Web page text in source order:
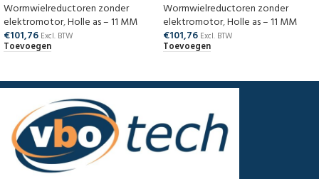
Wormwielreductoren zonder
elektromotor,Holle as – 11 MM
€101,76 Excl. BTW
Toevoegen
Wormwielreductoren zonder
elektromotor,Holle as – 11 MM
€101,76 Excl. BTW
Toevoegen